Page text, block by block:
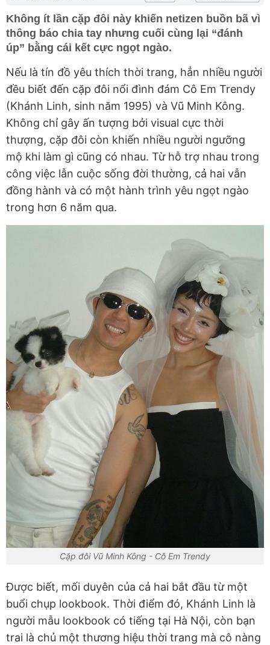
Không ít lần cặp đôi này khiến netizen buồn bã vì
thông báo chia tay nhưng cuối cùng lại “đánh
úp” bằng cái kết cực ngọt ngào.
Nếu là tín đồ yêu thích thời trang, hẳn nhiều người
đều biết đến cặp đôi nổi đình đám Cô Em Trendy
(Khánh Linh, sinh năm 1995) và Vũ Minh Kông.
Không chỉ gây ấn tượng bởi visual cực thời
thượng, cặp đôi còn khiến nhiều người ngưỡng
mộ khi làm gì cũng có nhau. Từ hỗ trợ nhau trong
công việc lẫn cuộc sống đời thường, cả hai vẫn
đồng hành và có một hành trình yêu ngọt ngào
trong hơn 6 năm qua.
Cặp đôi Vũ Minh Kông - Cô Em Trendy
Được biết, mối duyên của cả hai bắt đầu từ một
buổi chụp lookbook. Thời điểm đó, Khánh Linh là
người mẫu lookbook có tiếng tại Hà Nội, còn bạn
trai là chủ một thương hiệu thời trang mà cô nàng